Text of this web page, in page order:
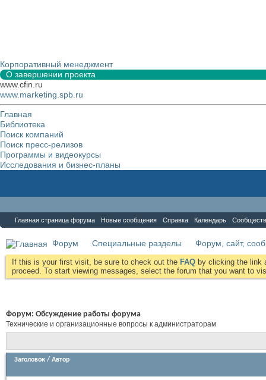
Корпоративный менеджмент
О завершении проекта
www.cfin.ru
www.marketing.spb.ru
Главная
Библиотека
Поиск компаний
Поиск пресс-релизов
Программы и видеокурсы
Исследования и бизнес-планы
Главная страница форума Новые сообщения Справка Календарь
Форум Специальные разделы Форум, сайт,
If this is your first visit, be sure to check out the FAQ by clicking the link
proceed. To start viewing messages, select the forum that you want to
Форум: Обсуждение работы форума
Технические и организационные вопросы к администраторам
Заголовок / Автор